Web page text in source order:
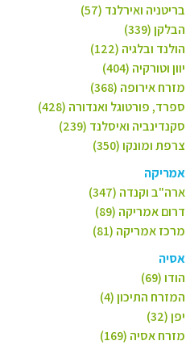
בריטניה ואירלנד (57)
הבלקן (339)
הולנד ובלגיה (122)
יוון וטורקיה (404)
מזרח אירופה (368)
ספרד, פורטוגל ואנדורה (428)
סקנדינביה ואיסלנד (239)
צרפת ומונקו (350)
אמריקה
ארה"ב וקנדה (347)
דרום אמריקה (89)
מרכז אמריקה (81)
אסיה
הודו (69)
המזרח התיכון (4)
יפן (32)
מזרח אסיה (169)